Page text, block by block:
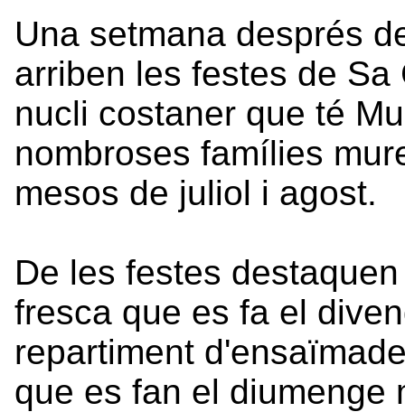
Una setmana després
arriben les festes de
nucli costaner que té
nombroses famílies
mesos de juliol i agost.
De les festes
fresca que es fa el
repartiment
que es fan el diumenge